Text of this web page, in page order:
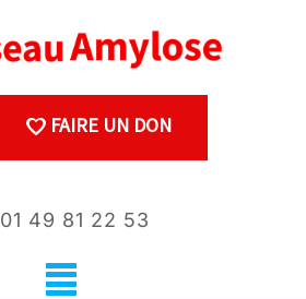
FAIRE UN DON
01 49 81 22 53